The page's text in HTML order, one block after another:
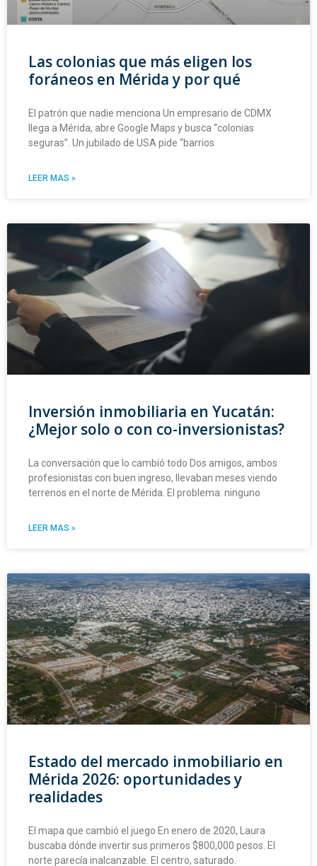
Las colonias que más eligen los
foráneos en Mérida y por qué
El patrón que nadie menciona Un empresario de CDMX
llega a Mérida, abre Google Maps y busca “colonias
seguras”. Un jubilado de USA pide “barrios
LEER MAS »
Inversión inmobiliaria en Yucatán:
¿Mejor solo o con co-inversionistas?
La conversación que lo cambió todo Dos amigos, ambos
profesionistas con buen ingreso, llevaban meses viendo
terrenos en el norte de Mérida. El problema: ninguno
LEER MAS »
Estado del mercado inmobiliario en
Mérida 2026: oportunidades y
realidades
El mapa que cambió el juego En enero de 2020, Laura
buscaba dónde invertir sus primeros $800,000 pesos. El
norte parecía inalcanzable. El centro, saturado.